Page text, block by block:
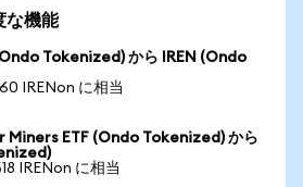
な機能
Tokenized) から IREN (Ondo
IRENon に相当
ETF (Ondo Tokenized) から
IRENon に相当